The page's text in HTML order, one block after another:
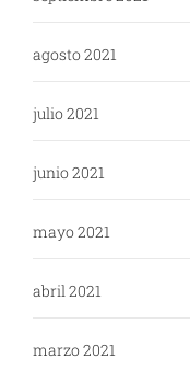
agosto 2021
julio 2021
junio 2021
mayo 2021
abril 2021
marzo 2021